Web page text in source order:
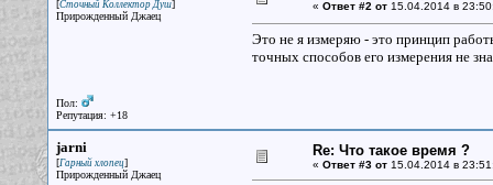
[Сточный Коллектор Душ]
Прирожденный Джаец
Пол:
Репутация: +18
« Ответ #2 от15.04.2014 в
Это не я измеряю - это принцип
точных способов его измерения не
jarni
[Гарный хлопец]
Прирожденный Джаец
Re: Что такое время ?
« Ответ #3 от15.04.2014 в